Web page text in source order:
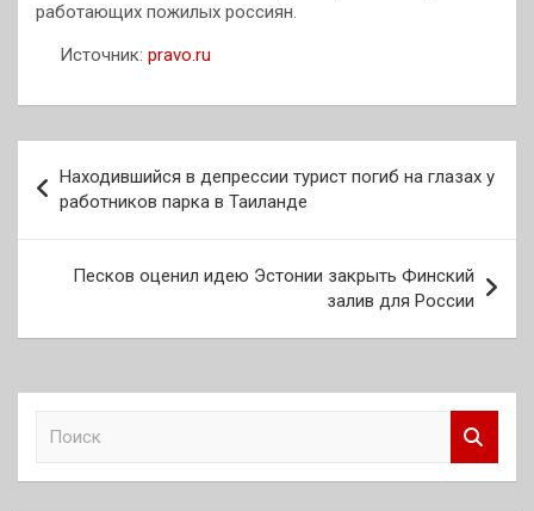
работающих пожилых россиян.
Источник: pravo.ru
по
записям
Находившийся в депрессии турист погиб на глазах у
работников парка в Таиланде
Песков оценил идею Эстонии закрыть Финский
залив для России